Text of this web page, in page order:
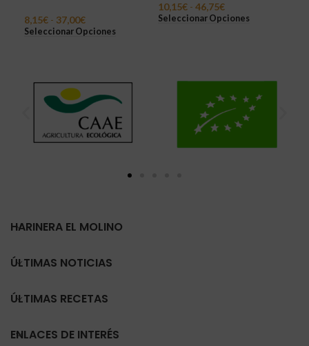
8,15€ - 37,00€
Seleccionar Opciones
10,15€ - 46,75€
Seleccionar Opciones
HARINERA EL MOLINO
ÚLTIMAS NOTICIAS
ÚLTIMAS RECETAS
ENLACES DE INTERÉS